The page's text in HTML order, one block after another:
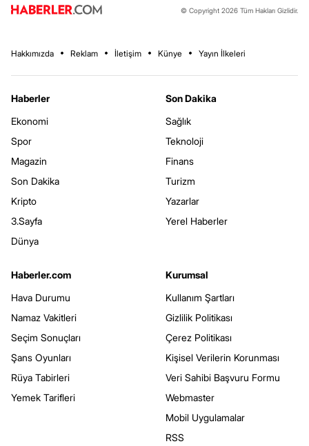
© Copyright 2026 Tüm Hakları Gizlidir.
Hakkımızda Reklam İletişim Künye Yayın İlkeleri
Haberler
Ekonomi
Spor
Magazin
Son Dakika
Kripto
3.Sayfa
Dünya
Son Dakika
Sağlık
Teknoloji
Finans
Turizm
Yazarlar
Yerel Haberler
Haberler.com
Hava Durumu
Namaz Vakitleri
Seçim Sonuçları
Şans Oyunları
Rüya Tabirleri
Yemek Tarifleri
Kurumsal
Kullanım Şartları
Gizlilik Politikası
Çerez Politikası
Kişisel Verilerin Korunması
Veri Sahibi Başvuru Formu
Webmaster
Mobil Uygulamalar
RSS